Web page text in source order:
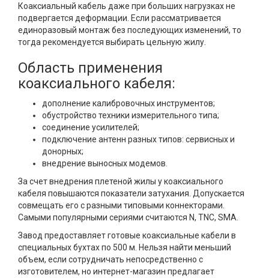
Коаксиальный кабель даже при больших нагрузках не
подвергается деформации. Если рассматривается
единоразовый монтаж без последующих изменений, то
тогда рекомендуется выбирать цельную жилу.
Область применения
коаксиального кабеля:
дополнение калибровочных инструментов;
обустройство техники измерительного типа;
соединение усилителей;
подключение антенн разных типов: сервисных и
донорных;
внедрение выносных модемов.
За счет внедрения плетеной жилы у коаксиального
кабеля повышаются показатели затухания. Допускается
совмещать его с разными типовыми коннекторами.
Самыми популярными сериями считаются N, TNC, SMA.
Завод предоставляет готовые коаксиальные кабели в
специальных бухтах по 500 м. Нельзя найти меньший
объем, если сотрудничать непосредственно с
изготовителем, но интернет-магазин предлагает